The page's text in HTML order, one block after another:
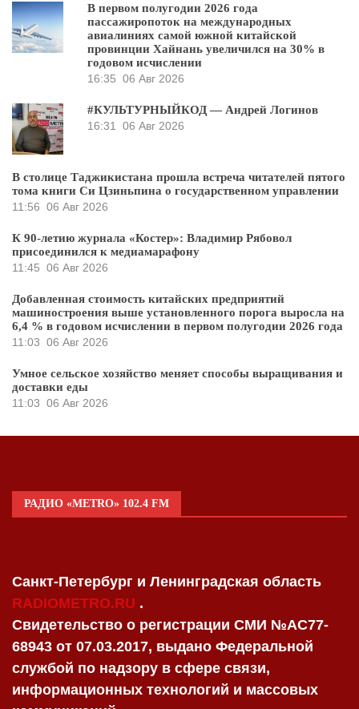
В первом полугодии 2026 года
пассажиропоток на международных
авиалиниях самой южной китайской
провинции Хайнань увеличился на 30% в
годовом исчислении
16:35 06 Авг 2026
#КУЛЬТУРНЫЙКОД — Андрей Логинов
16:31
06 Авг 2026
В столице Таджикистана прошла встреча читателей пятого
тома книги Си Цзиньпина о государственном управлении
11:56 06 Авг 2026
К 90-летию журнала «Костер»: Владимир Рябовол
присоединился к медиамарафону
11:45 06 Авг 2026
Добавленная стоимость китайских предприятий
машиностроения выше установленного порога выросла на
6,4 % в годовом исчислении в первом полугодии 2026 года
11:03 06 Авг 2026
Умное сельское хозяйство меняет способы выращивания и
доставки еды
11:03 06 Авг 2026
РАДИО «METRO» 102.4 FM
Санкт-Петербург и Ленинградская область
RADIOMETRO.RU .
Свидетельство о регистрации СМИ №AC77-
68943 от 07.03.2017, выдано Федеральной
службой по надзору в сфере связи,
информационных технологий и массовых